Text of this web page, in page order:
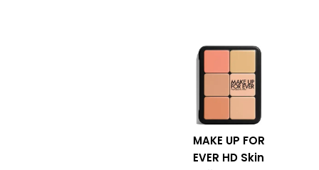
MAKE UP FOR
EVER HD Skin